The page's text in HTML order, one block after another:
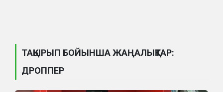
ТАҚЫРЫП БОЙЫНША ЖАҢАЛЫҚТАР:
ДРОППЕР